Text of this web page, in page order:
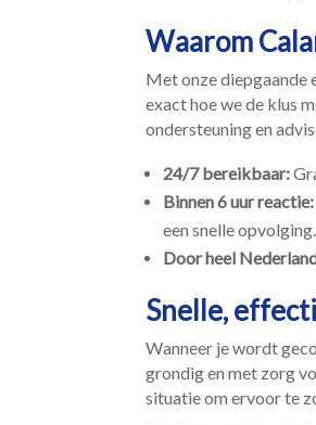
Waarom
Met onze diepgaande
exact hoe we de klus
ondersteuning en
24/7 bereikbaar:
Binnen 6 uur reactie:
een snelle opvolging.​
Door heel
Snelle,
Wanneer je wordt
grondig en met zorg
situatie om ervoor te